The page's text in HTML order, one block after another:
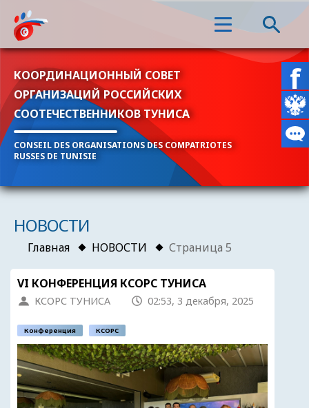
КООРДИНАЦИОННЫЙ СОВЕТ
ОРГАНИЗАЦИЙ РОССИЙСКИХ
СООТЕЧЕСТВЕННИКОВ ТУНИСА
CONSEIL DES ORGANISATIONS DES COMPATRIOTES
RUSSES DE TUNISIE
НОВОСТИ
Главная НОВОСТИ Страница 5
VI КОНФЕРЕНЦИЯ КСОРС ТУНИСА
КСОРС ТУНИСА 02:53, 3 декабря, 2025
Конференция КСОРС